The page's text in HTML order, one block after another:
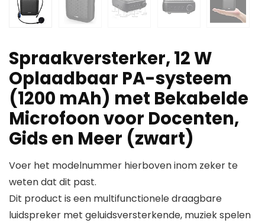
Spraakversterker, 12 W
Oplaadbaar PA-systeem
(1200 mAh) met Bekabelde
Microfoon voor Docenten,
Gids en Meer (zwart)
Voer het modelnummer hierboven inom zeker te
weten dat dit past.
Dit product is een multifunctionele draagbare
luidspreker met geluidsversterkende, muziek spelen